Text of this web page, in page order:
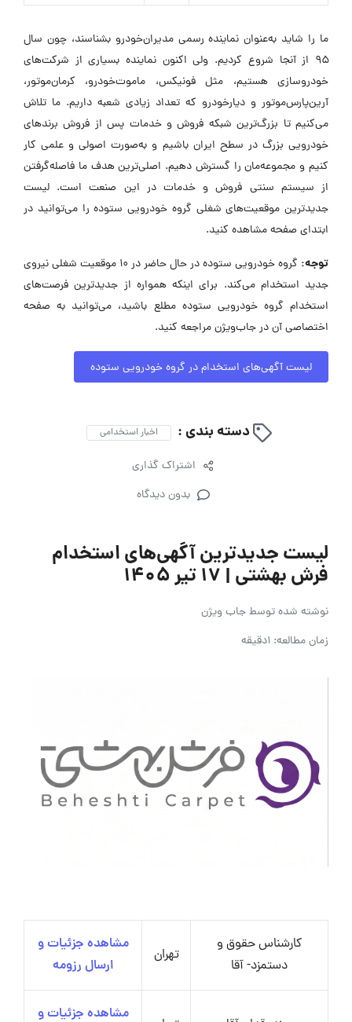
ما را شاید به‌عنوان نماینده رسمی مدیران‌خودرو بشناسند، چون سال
۹۵ از آنجا شروع کردیم. ولی اکنون نماینده بسیاری از شرکت‌های
خودروسازی هستیم، مثل فونیکس، ماموت‌خودرو، کرمان‌موتور،
آرین‌پارس‌موتور و دیار‌خودرو که تعداد زیادی شعبه داریم. ما تلاش
می‌کنیم تا بزرگ‌ترین شبکه فروش و خدمات پس از فروش برندهای
خودرویی بزرگ در سطح ایران باشیم و به‌صورت اصولی و علمی کار
کنیم و مجموعه‌مان را گسترش دهیم. اصلی‌ترین هدف ما فاصله‌گرفتن
از سیستم سنتی فروش و خدمات در این صنعت است. لیست
جدیدترین موقعیت‌های شغلی گروه خودرویی ستوده را می‌توانید در
ابتدای صفحه مشاهده کنید.
توجه:
گروه خودرویی ستوده در حال حاضر در ۱۰ موقعیت شغلی نیروی
جدید استخدام می‌کند. برای اینکه همواره از جدیدترین فرصت‌های
استخدام گروه خودرویی ستوده مطلع باشید، می‌توانید به صفحه
اختصاصی آن در جاب‌ویژن مراجعه کنید.
لیست آگهی‌های استخدام در گروه خودرویی ستوده
دسته بندی : اخبار استخدامی
اشتراک گذاری
بدون دیدگاه
لیست جدیدترین آگهی‌های استخدام
فرش بهشتی | ۱۷ تیر ۱۴۰۵
نوشته شده توسطجاب ویژن
زمان مطالعه: 1دقیقه
کارشناس حقوق و
دستمزد- آقا
تهران
مشاهده جزئیات و
ارسال رزومه
مشاهده جزئیات و